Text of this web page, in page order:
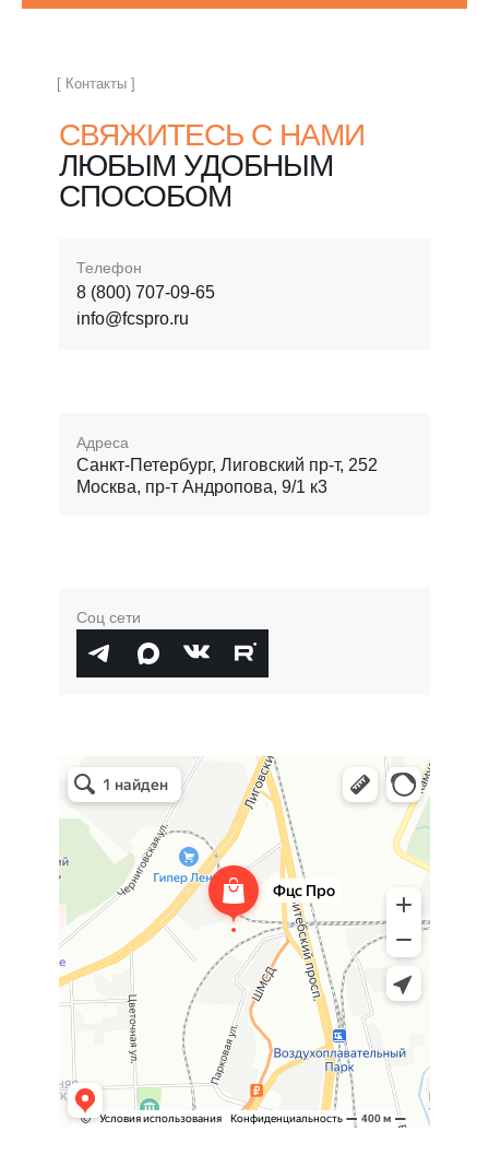
Соц сети
Адреса
Санкт-Петербург, Лиговский пр-т, 252
Москва, пр-т Андропова, 9/1 к3
Телефон
8 (800) 707-09-65
info@fcspro.ru
СВЯЖИТЕСЬ С НАМИ
ЛЮБЫМ УДОБНЫМ
СПОСОБОМ
[ Контакты ]